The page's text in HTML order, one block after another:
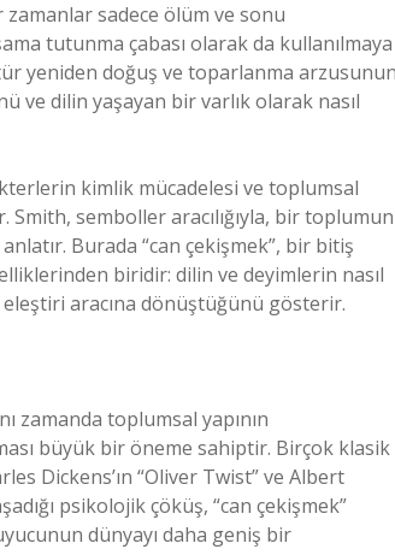
sadece ölüm ve sonu
tutunma çabası olarak da kullanılmaya
yeniden doğuş ve toparlanma
ve dilin yaşayan bir varlık olarak nasıl
kimlik mücadelesi ve toplumsal
semboller aracılığıyla, bir toplumun
Burada “can çekişmek”, bir bitiş
biridir: dilin ve deyimlerin nasıl
aracına dönüştüğünü gösterir.
zamanda toplumsal yapının
büyük bir öneme sahiptir. Birçok klasik
Dickens’ın “Oliver Twist” ve Albert
psikolojik çöküş, “can çekişmek”
dünyayı daha geniş bir